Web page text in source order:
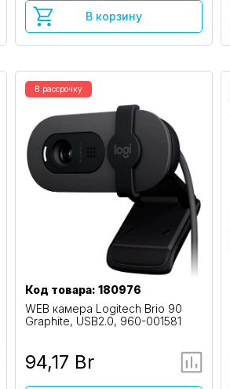
В корзину
В рассрочку
Код товара: 180976
WEB камера Logitech Brio 90
Graphite, USB2.0, 960-001581
94,17 Br